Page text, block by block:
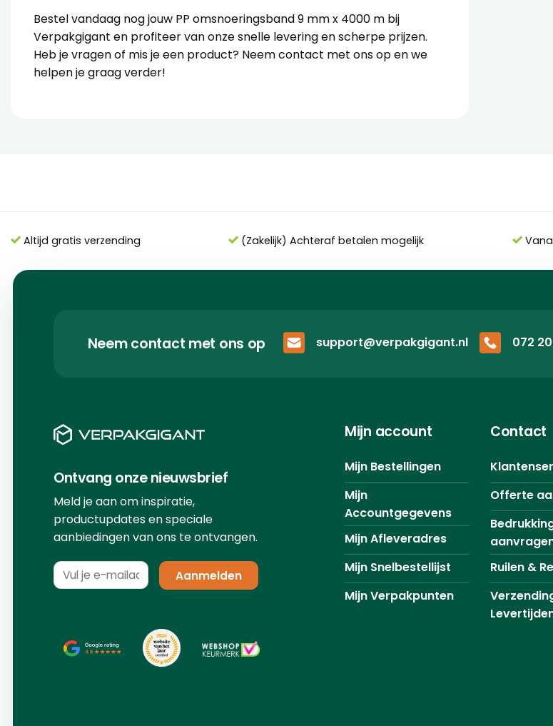
Bestel vandaag nog jouw PP omsnoeringsband 9 mm x 4000 m bij
Verpakgigant en profiteer van onze snelle levering en scherpe prijzen.
Heb je vragen of mis je een product? Neem contact met ons op en we
helpen je graag verder!
Altijd gratis verzending (Zakelijk) Achteraf betalen mogelijk
Neem contact met ons op support@verpakgigant.nl 072
Ontvang onze nieuwsbrief
Meld je aan om inspiratie,
productupdates en speciale
aanbiedingen van ons te ontvangen.
Mijn account
Mijn Bestellingen
Mijn
Accountgegevens
Mijn Afleveradres
Mijn Snelbestellijst
Mijn Verpakpunten
Contact
Offerte
Ruilen &